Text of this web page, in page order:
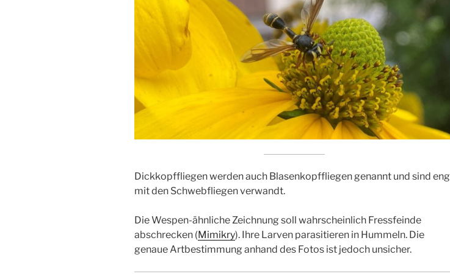
Dickkopffliegen werden auch Blasenkopffliegen genannt und sind eng
mit den Schwebfliegen verwandt.
Die Wespen-ähnliche Zeichnung soll wahrscheinlich Fressfeinde
abschrecken (Mimikry). Ihre Larven parasitieren in Hummeln. Die
genaue Artbestimmung anhand des Fotos ist jedoch unsicher.